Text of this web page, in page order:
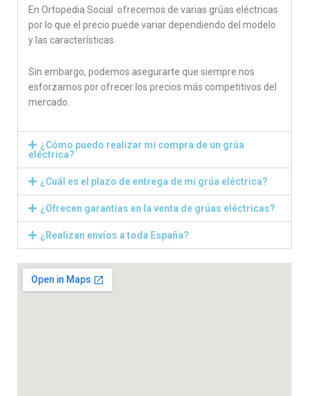
En Ortopedia Social ofrecemos de varias grúas eléctricas
por lo que el precio puede variar dependiendo del modelo
y las características.
Sin embargo, podemos asegurarte que siempre nos
esforzamos por ofrecer los precios más competitivos del
mercado.
¿Cómo puedo realizar mi compra de un grúa
eléctrica?
¿Cuál es el plazo de entrega de mi grúa eléctrica?
¿Ofrecen garantías en la venta de grúas eléctricas?
¿Realizan envíos a toda España?